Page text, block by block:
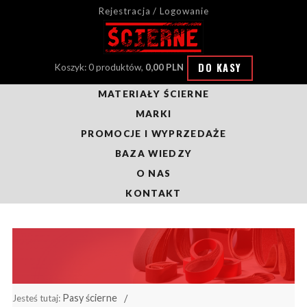
Rejestracja / Logowanie
Koszyk: 0 produktów, 0,00 PLN DO KASY
MATERIAŁY ŚCIERNE
MARKI
PROMOCJE I WYPRZEDAŻE
BAZA WIEDZY
O NAS
KONTAKT
Jesteś tutaj: Pasy ścierne